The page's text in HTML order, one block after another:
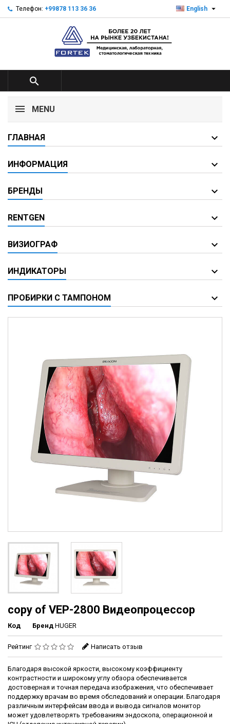
Телефон: +99878 113 36 36 English 

MENU
ГЛАВНАЯ
ИНФОРМАЦИЯ
БРЕНДЫ
RENTGEN
ВИЗИОГРАФ
ИНДИКАТОРЫ
ПРОБИРКИ С ТАМПОНОМ
copy of VEP-2800 Видеопроцессор
Код Бренд HUGER
Рейтинг Написать отзыв
Благодаря высокой яркости, высокому коэффициенту
контрастности и широкому углу обзора обеспечивается
достоверная и точная передача изображения, что обеспечивает
поддержку врачам во время обследований и операции. Благодаря
различным интерфейсам ввода и вывода сигналов монитор
может удовлетворять требованиям эндоскопа, операционной и